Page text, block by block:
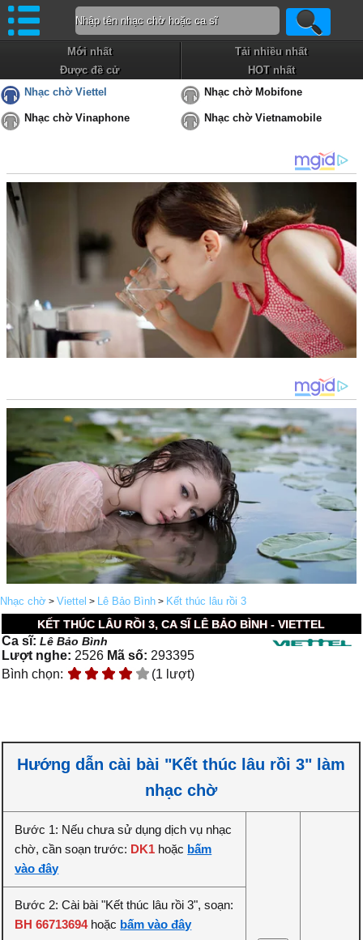
Mới nhất
Tải nhiều nhất
Được đề cử
HOT nhất
Nhạc chờ Viettel
Nhạc chờ Mobifone
Nhạc chờ Vinaphone Nhạc chờ Vietnamobile
Nhạc chờ > Viettel > Lê Bảo Bình > Kết thúc lâu rồi 3
KẾT THÚC LÂU RỒI 3, CA SĨ LÊ BẢO BÌNH - VIETTEL
Ca sĩ:Lê Bảo Bình
Lượt nghe: 2526 Mã số: 293395
Bình chọn:
(1 lượt)
Hướng dẫn cài bài "Kết thúc lâu rồi 3" làm
nhạc chờ
Bước 1: Nếu chưa sử dụng dịch vụ nhạc
chờ, cần soạn trước: DK1 hoặc bấm
vào đây
Bước 2: Cài bài "Kết thúc lâu rồi 3", soạn:
BH 66713694hoặc bấm vào đây